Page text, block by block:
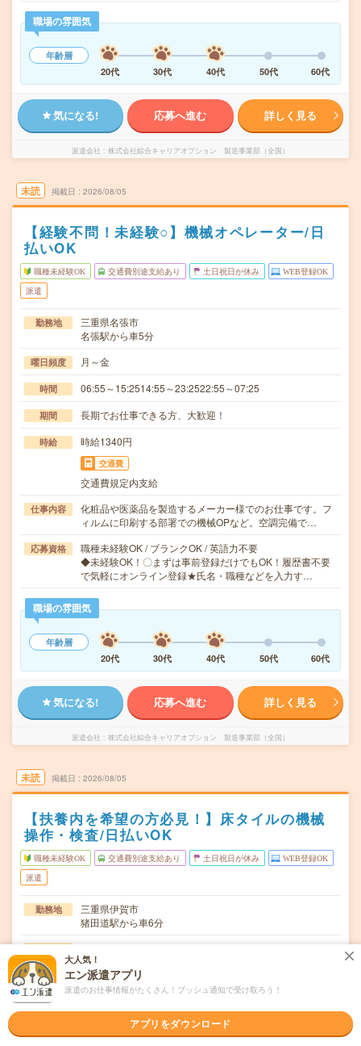
職場の雰囲気
年齢層
20代
30代 40代 50代 60代
気になる! 応募へ進む 詳しく見る
派遣会社 株式会社綜合キャリアオプション 製造事業部（全国）
未読 掲載日 2026/08/05
【経験不問！未経験○】機械オペレーター/日
払いOK
職種未経験OK 交通費別途支給あり 土日祝日が休み WEB登録OK
派遣
勤務地
三重県名張市
名張駅から車5分
曜日頻度 月～金
時間 06:55～15:2514:55～23:2522:55～07:25
期間 長期でお仕事できる方、大歓迎！
時給 時給1340円
交通費
交通費規定内支給
仕事内容
化粧品や医薬品を製造するメーカー様でのお仕事です。フ
ィルムに印刷する部署での機械OPなど。空調完備で…
応募資格
職種未経験OK / ブランクOK / 英語力不要
◆未経験OK！〇まずは事前登録だけでもOK！履歴書不要
で気軽にオンライン登録★氏名・職種などを入力す…
職場の雰囲気
年齢層
20代
30代 40代 50代 60代
気になる! 応募へ進む 詳しく見る
派遣会社 株式会社綜合キャリアオプション 製造事業部（全国）
未読 掲載日 2026/08/05
【扶養内を希望の方必見！】床タイルの機械
操作・検査/日払いOK
職種未経験OK 交通費別途支給あり 土日祝日が休み WEB登録OK
派遣
勤務地
三重県伊賀市
猪田道駅から車6分
時間 07:50～17:0515:50～01:0520:50～08:05
期間
時給1340円
大人気！
エン派遣アプリ
派遣のお仕事情報がたくさん！プッシュ通知で受け取ろう！
アプリをダウンロード